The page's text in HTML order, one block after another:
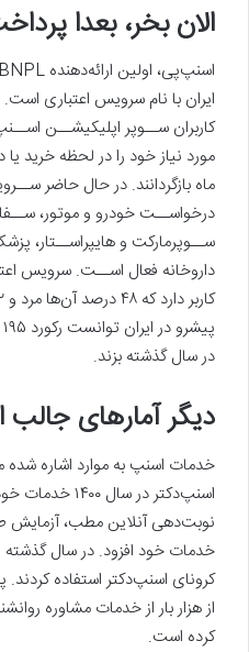
الان بخر، بعدا
ایران با نام سرویس اعتباری
کاربران ســوپر اپلیکیشــن
مورد نیاز خود را در لحظه خرید یا
ماه بازگردانند. در حال حاضر
درخواســت خودرو و موتور،
ســوپرمارکت و هایپراســتار،
در سال گذشته بزند.
دیگر آمارهای
خدمات اسنپ به موارد اشاره شده
اسنپ‌دکتر در
نوبت‌دهی آنلاین مطب، آزمایش
کرونای اسنپ‌دکتر استفاده
از هزار بار از خدمات مشاوره‌
کرده است.